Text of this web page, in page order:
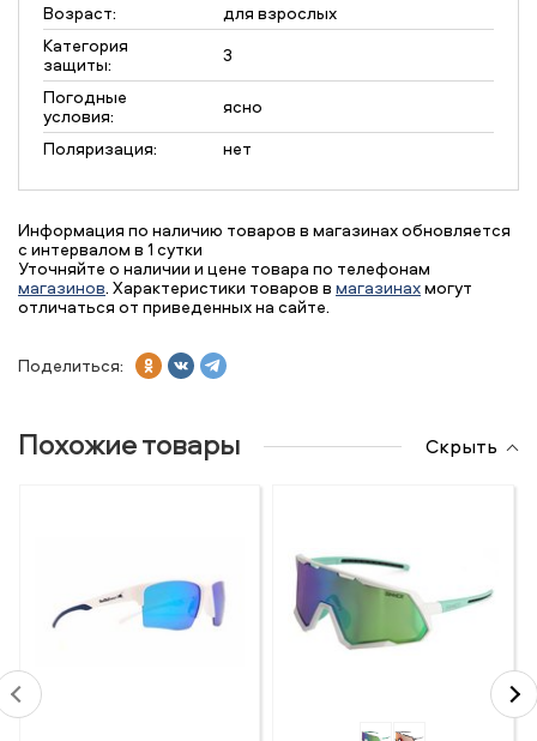
Возраст:
для взрослых
Категория
защиты:
3
Погодные
условия:
ясно
Поляризация:
нет
Информация по наличию товаров в магазинах обновляется
с интервалом в 1 сутки
Уточняйте о наличии и цене товара по телефонам
магазинов. Характеристики товаров в магазинахмогут
отличаться от приведенных на сайте.
Поделиться:
Похожие товары Скрыть